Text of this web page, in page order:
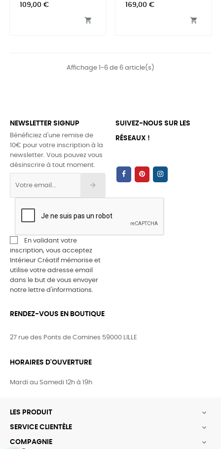
Prix
109,00 €

Prix
169,00 €

Affichage 1-6 de 6 article(s)
NEWSLETTER SIGNUP
Bénéficiez d'une remise de
10€ pour votre inscription à la
newsletter. Vous pouvez vous
désinscrire à tout moment.
En validant votre
inscription, vous acceptez
Intérieur Créatif mémorise et
utilise votre adresse email
dans le but de vous envoyer
notre lettre d'informations.
SUIVEZ-NOUS SUR LES
RÉSEAUX !
RENDEZ-VOUS EN BOUTIQUE
27 rue des Ponts de Comines 59000 LILLE
HORAIRES D'OUVERTURE
Mardi au Samedi 12h à 19h
LES PRODUIT 
SERVICE CLIENTÈLE 
COMPAGNIE 